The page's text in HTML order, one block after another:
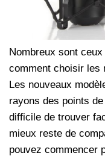
Nombreux sont
comment choisir les
Les nouveaux
rayons des points
difficile de trouver
mieux reste de
pouvez commencer